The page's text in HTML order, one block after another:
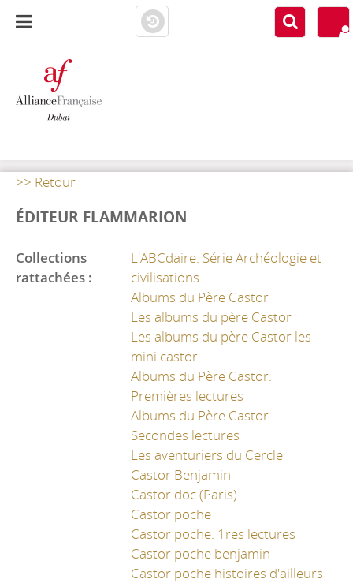
>> Retour
ÉDITEUR FLAMMARION
Collections
rattachées :
L'ABCdaire. Série Archéologie et
civilisations
Albums du Père Castor
Les albums du père Castor
Les albums du père Castor les
mini castor
Albums du Père Castor.
Premières lectures
Albums du Père Castor.
Secondes lectures
Les aventuriers du Cercle
Castor Benjamin
Castor doc (Paris)
Castor poche
Castor poche. 1res lectures
Castor poche benjamin
Castor poche histoires d'ailleurs